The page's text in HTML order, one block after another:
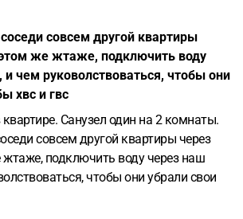
совсем другой квартиры
этом же жтаже, подключить воду
и чем руковолствоваться, чтобы они
хвс и гвс
Санузел один на 2 комнаты.
совсем другой квартиры через
жтаже, подключить воду через наш
чтобы они убрали свои